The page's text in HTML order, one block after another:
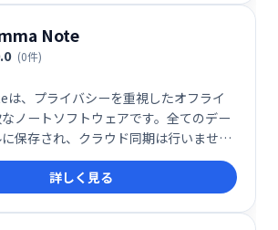
Note
(0件)
、プライバシーを重視したオフライ
ノートソフトウェアです。全てのデー
保存され、クラウド同期は行いませ
ご利用いただける、安全で快適なノート
す。
詳しく見る